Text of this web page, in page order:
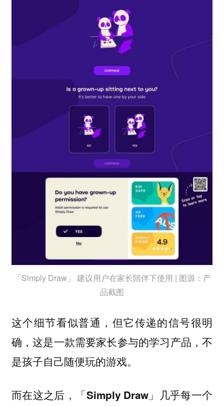
「Simply Draw」 建议用户在家长陪伴下使用 | 图源：产
品截图
这个细节看似普通，但它传递的信号很明
确，这是一款需要家长参与的学习产品，不
是孩子自己随便玩的游戏。
而在这之后，
「Simply Draw」几乎每一个